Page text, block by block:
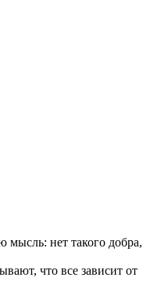
нет такого добра,
что все зависит от